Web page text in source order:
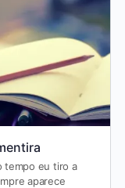
tempo eu tiro a
aparece